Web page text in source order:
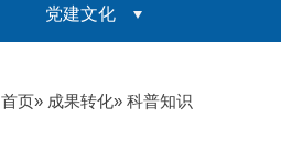
党建文化
首页» 成果转化» 科普知识